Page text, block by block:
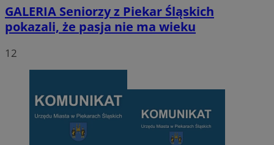
GALERIA Seniorzy z Piekar Śląskich
pokazali, że pasja nie ma wieku
12